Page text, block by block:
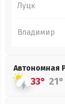
Луцк
Владимир
Автономная
33° 21°